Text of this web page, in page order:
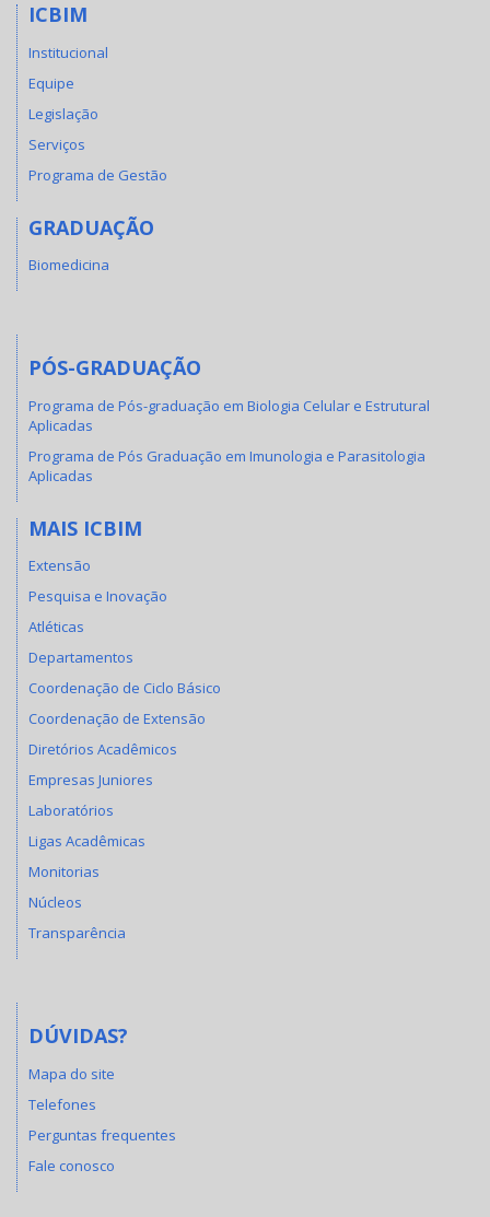
ICBIM
Institucional
Equipe
Legislação
Serviços
Programa de Gestão
GRADUAÇÃO
Biomedicina
PÓS-GRADUAÇÃO
Programa de Pós-graduação em Biologia Celular e Estrutural
Aplicadas
Programa de Pós Graduação em Imunologia e Parasitologia
Aplicadas
MAIS ICBIM
Extensão
Pesquisa e Inovação
Atléticas
Departamentos
Coordenação de Ciclo Básico
Coordenação de Extensão
Diretórios Acadêmicos
Empresas Juniores
Laboratórios
Ligas Acadêmicas
Monitorias
Núcleos
Transparência
DÚVIDAS?
Mapa do site
Telefones
Perguntas frequentes
Fale conosco